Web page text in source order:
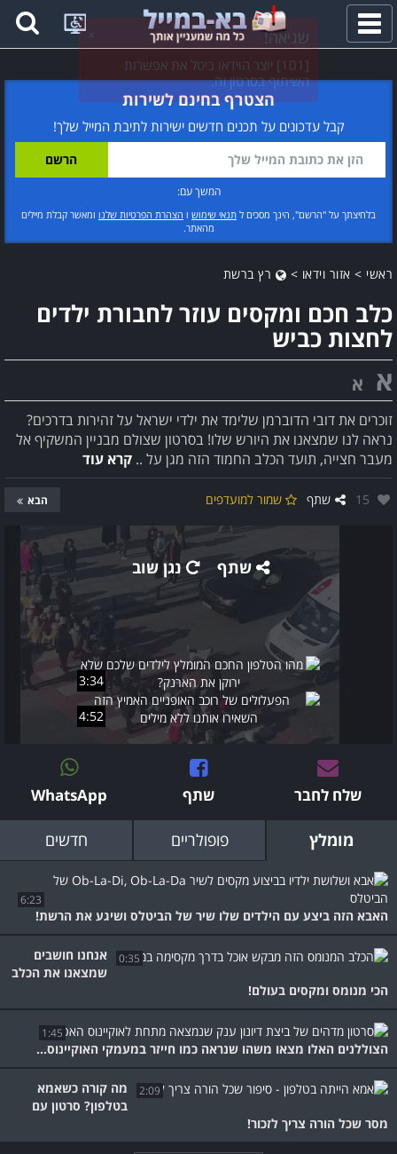
פתח
תפריט
הצטרף בחינם לשירות
קבל עדכונים על תכנים חדשים ישירות לתיבת המייל שלך!
המשך עם:
בלחיצתך על "הרשם", הינך מסכים ל תנאי שימוש ו הצהרת הפרטיות שלנו ומאשר קבלת מיילים
מהאתר.
ראשי > אזור וידאו > רץ ברשת
כלב חכם ומקסים עוזר לחבורת ילדים
לחצות כביש
א א
זוכרים את דובי הדוברמן שלימד את ילדי ישראל על זהירות בדרכים?
נראה לנו שמצאנו את היורש שלו! בסרטון שצולם מבניין המשקיף אל
מעבר חצייה, תועד הכלב החמוד הזה מגן על .. קרא עוד
אהבו:
15 שתף שמור למועדפים הבא
שתף נגן שוב
3:34
4:52
שלח לחבר שתף WhatsApp
מומלץ פופולריים חדשים
6:23
האבא הזה ביצע עם הילדים שלו שיר של הביטלס ושיגע את הרשת!
0:35
אנחנו חושבים
שמצאנו את הכלב
הכי מנומס ומקסים בעולם!
1:45
הצוללנים האלו מצאו משהו שנראה כמו חייזר במעמקי האוקיינוס...
2:09
מה קורה כשאמא
בטלפון? סרטון עם
מסר שכל הורה צריך לזכור!